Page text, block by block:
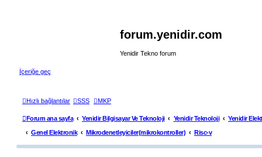
forum.yenidir.com
Yenidir Tekno forum
İçeriğe geç
Hızlı bağlantılar SSS MKP
Forum ana sayfa Yenidir Bilgisayar Ve Teknoloji Yenidir Teknoloji
Yenidir
Genel Elektronik
Mikrodenetleyiciler(mikrokontroller) Risc-v